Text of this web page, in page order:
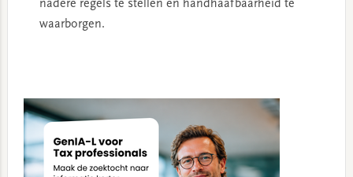
nadere regels te stellen en handhaafbaarheid te
waarborgen.
Sidebar